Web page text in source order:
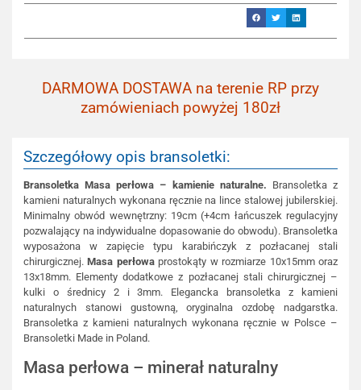
DARMOWA DOSTAWA na terenie RP przy
zamówieniach powyżej 180zł
Szczegółowy opis bransoletki:
Bransoletka Masa perłowa – kamienie naturalne. Bransoletka z
kamieni naturalnych wykonana ręcznie na lince stalowej jubilerskiej.
Minimalny obwód wewnętrzny: 19cm (+4cm łańcuszek regulacyjny
pozwalający na indywidualne dopasowanie do obwodu). Bransoletka
wyposażona w zapięcie typu karabińczyk z pozłacanej stali
chirurgicznej.Masa perłowaprostokąty w rozmiarze 10x15mm oraz
13x18mm. Elementy dodatkowe z pozłacanej stali chirurgicznej –
kulki o średnicy 2 i 3mm. Elegancka bransoletka z kamieni
naturalnych stanowi gustowną, oryginalna ozdobę nadgarstka.
Bransoletka z kamieni naturalnych wykonana ręcznie w Polsce –
Bransoletki Made in Poland.
Masa perłowa – minerał naturalny